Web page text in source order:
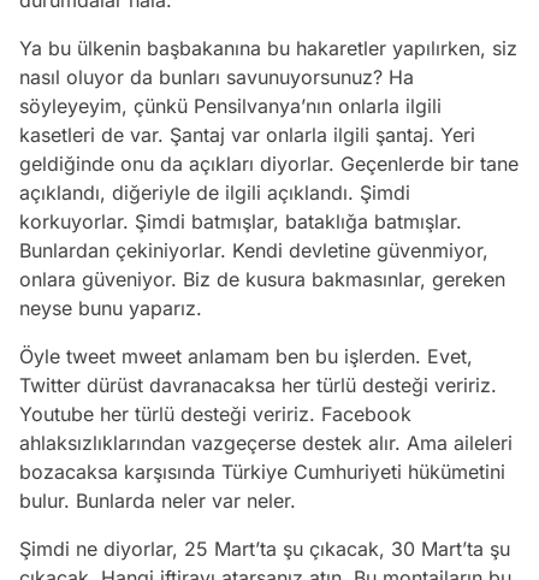
Ya bu ülkenin başbakanına bu hakaretler yapılırken, siz
nasıl oluyor da bunları savunuyorsunuz? Ha
söyleyeyim, çünkü Pensilvanya’nın onlarla ilgili
kasetleri de var. Şantaj var onlarla ilgili şantaj. Yeri
geldiğinde onu da açıkları diyorlar. Geçenlerde bir tane
açıklandı, diğeriyle de ilgili açıklandı. Şimdi
korkuyorlar. Şimdi batmışlar, bataklığa batmışlar.
Bunlardan çekiniyorlar. Kendi devletine güvenmiyor,
onlara güveniyor. Biz de kusura bakmasınlar, gereken
neyse bunu yaparız.
Öyle tweet mweet anlamam ben bu işlerden. Evet,
Twitter dürüst davranacaksa her türlü desteği veririz.
Youtube her türlü desteği veririz. Facebook
ahlaksızlıklarından vazgeçerse destek alır. Ama aileleri
bozacaksa karşısında Türkiye Cumhuriyeti hükümetini
bulur. Bunlarda neler var neler.
Şimdi ne diyorlar, 25 Mart’ta şu çıkacak, 30 Mart’ta şu